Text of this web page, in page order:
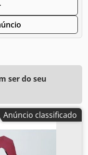
ser do seu
Anúncio classificado